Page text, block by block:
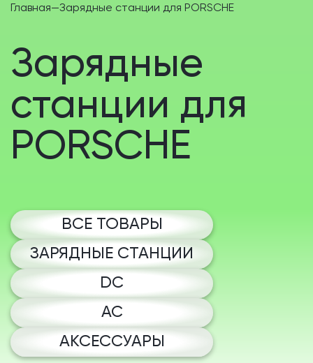
Главная—Зарядные станции для PORSCHE
Зарядные
станции для
PORSCHE
ВСЕ ТОВАРЫ
ЗАРЯДНЫЕ СТАНЦИИ
DC
AC
АКСЕССУАРЫ